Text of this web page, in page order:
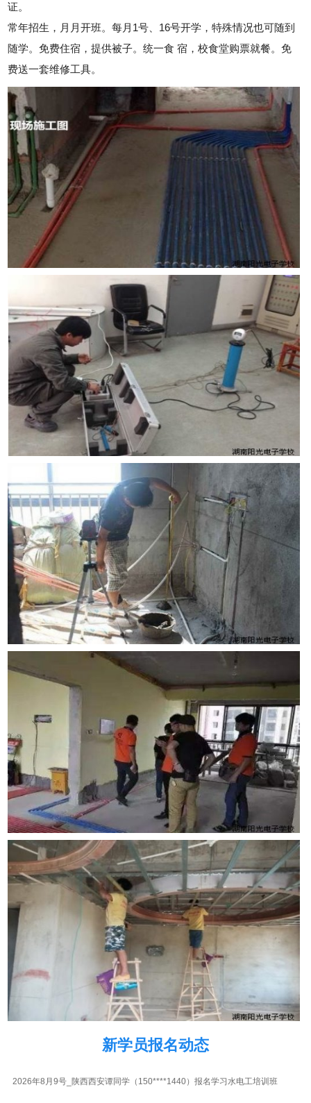
证。
常年招生，月月开班。每月1号、16号开学，特殊情况也可随到
随学。免费住宿，提供被子。统一食 宿，校食堂购票就餐。免
费送一套维修工具。
新学员报名动态
2026年8月9号_福建福州朱同学（180****1564）报名学习水电工培训班
2026年8月9号_陕西西安林同学（186****5694）报名学习水电工培训班
2026年8月9号_陕西西安马同学（130****7967）报名学习水电工培训班
2026年8月9号_陕西西安马同学（139****1184）报名学习水电工培训班
2026年8月9号_上海韩同学（130****7014）报名学习水电工培训班